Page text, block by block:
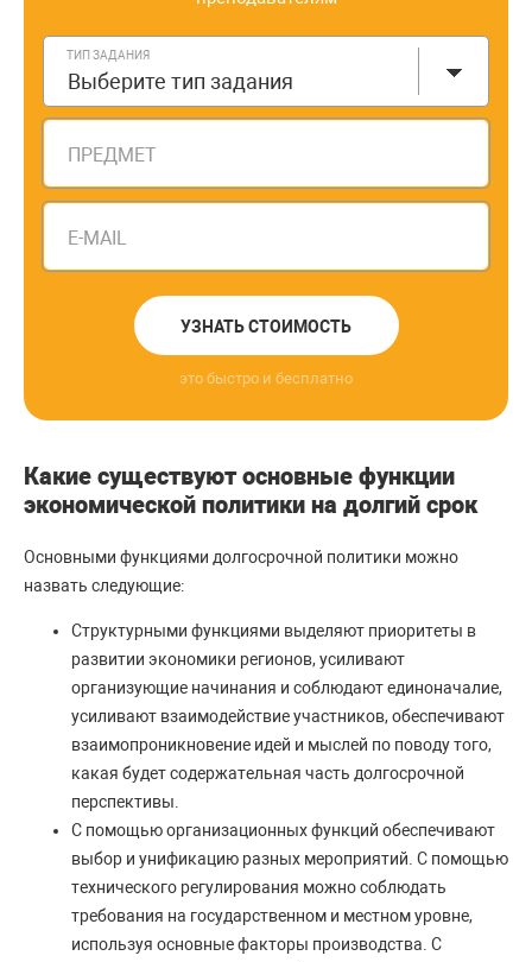
ТИП ЗАДАНИЯ
Выберите тип задания
ПРЕДМЕТ
E-MAIL
УЗНАТЬ СТОИМОСТЬ
это быстро и бесплатно
Какие существуют основные функции
экономической политики на долгий срок
Основными функциями долгосрочной политики можно
назвать следующие:
Структурными функциями выделяют приоритеты в
развитии экономики регионов, усиливают
организующие начинания и соблюдают единоначалие,
усиливают взаимодействие участников, обеспечивают
взаимопроникновение идей и мыслей по поводу того,
какая будет содержательная часть долгосрочной
перспективы.
С помощью организационных функций обеспечивают
выбор и унификацию разных мероприятий. С помощью
технического регулирования можно соблюдать
требования на государственном и местном уровне,
используя основные факторы производства. С